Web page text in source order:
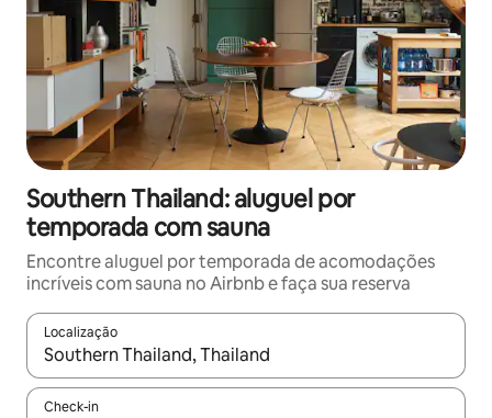
Southern Thailand: aluguel por
temporada com sauna
Encontre aluguel por temporada de acomodações
incríveis com sauna no Airbnb e faça sua reserva
Localização
Quando os resultados estiverem disponíveis, explore-os
Check-in